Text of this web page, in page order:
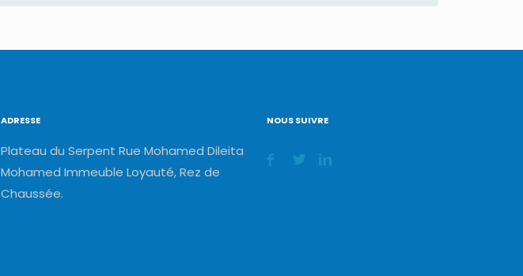
ADRESSE
Plateau du Serpent Rue Mohamed Dileita
Mohamed Immeuble Loyauté, Rez de
Chaussée.
NOUS SUIVRE